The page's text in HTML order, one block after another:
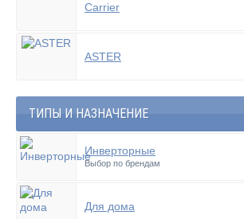
Carrier
ASTER
ТИПЫ И НАЗНАЧЕНИЕ
Инверторные
Выбор по брендам
Для дома